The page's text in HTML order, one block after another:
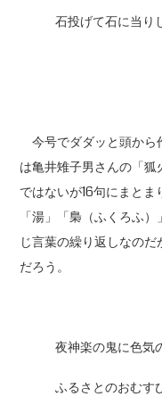
石投げて石に当り
今号でダダッと頭から
は亀井雉子男さんの「
ではないが16句にまとま
「湯」「梟（ふくろふ
じ言葉の繰り返しなの
だろう。
夜神楽の鬼に色気
ふるさとのおむす